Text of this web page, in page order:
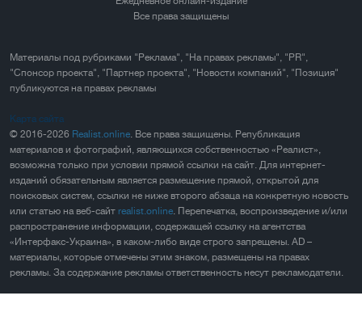
Все права защищены
Материалы под рубриками "Реклама", "На правах рекламы", "PR",
"Спонсор проекта", "Партнер проекта", "Новости компаний", "Позиция"
публикуются на правах рекламы
Карта сайта
© 2016-2026 Realist.online. Все права защищены. Републикация
материалов и фотографий, являющихся собственностью «Реалист»,
возможна только при условии прямой ссылки на сайт. Для интернет-
изданий обязательным является размещение прямой, открытой для
поисковых систем, ссылки не ниже второго абзаца на конкретную новость
или статью на веб-сайт realist.online. Перепечатка, воспроизведение и/или
распространение информации, содержащей ссылку на агентства
«Интерфакс-Украина», в каком-либо виде строго запрещены. AD –
материалы, которые отмечены этим знаком, размещены на правах
рекламы. За содержание рекламы ответственность несут рекламодатели.